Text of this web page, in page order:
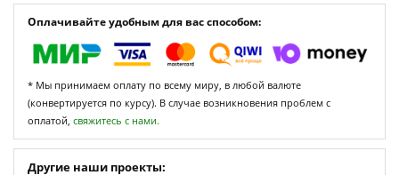
Оплачивайте удобным для вас способом:
* Мы принимаем оплату по всему миру, в любой валюте
(конвертируется по курсу). В случае возникновения проблем с
оплатой, свяжитесь с нами.
Другие наши проекты: